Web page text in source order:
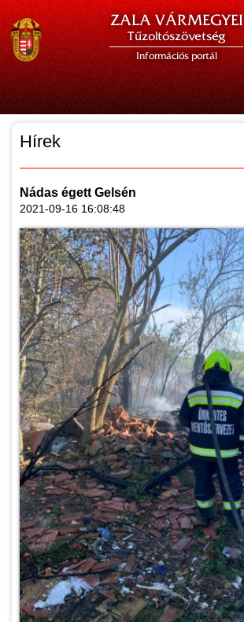
ZALA VÁRMEGYEI
Tűzoltószövetség
Információs portál
Hírek
Nádas égett Gelsén
2021-09-16 16:08:48